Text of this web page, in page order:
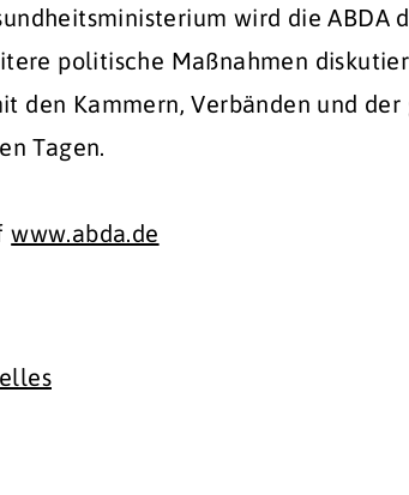
wird die ABDA
politische Maßnahmen
den Kammern, Verbänden und der
Tagen.
www.abda.de